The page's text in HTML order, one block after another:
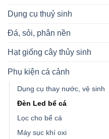
Dụng cụ thuỷ sinh
Đá, sỏi, phân nền
Hạt giống cây thủy sinh
Phụ kiện cá cảnh
Dụng cụ thay nước, vệ sinh
Đèn Led bể cá
Lọc cho bể cá
Máy sục khí oxi